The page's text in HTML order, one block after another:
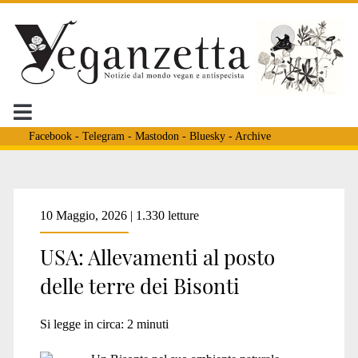
Facebook- Telegram - Mastodon - Bluesky- Archive
Tag:
<span>sfruttamento
animale</span>
10 Maggio, 2026 | 1.330 letture
USA: Allevamenti al posto
delle terre dei Bisonti
Si legge in circa: 2 minuti